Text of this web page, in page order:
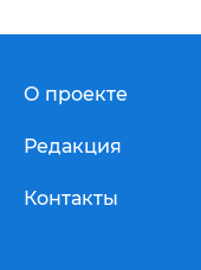
О проекте
Редакция
Контакты